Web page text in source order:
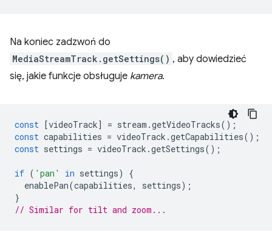
Na koniec zadzwoń do
MediaStreamTrack.getSettings() , aby dowiedzieć
się, jakie funkcje obsługuje kamera.
const [videoTrack] = stream .getVideoTracks();
const capabilities = videoTrack .getCapabilities();
const settings = videoTrack .getSettings();
if ( 'pan' in settings)
{
enablePan(capabilities, settings);
}
// Similar for tilt and zoom...